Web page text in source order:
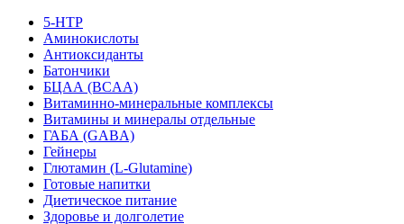
5-HTP
Аминокислоты
Антиоксиданты
Батончики
БЦАА (BCAA)
Витаминно-минеральные комплексы
Витамины и минералы отдельные
ГАБА (GABA)
Гейнеры
Глютамин (L-Glutamine)
Готовые напитки
Диетическое питание
Здоровье и долголетие